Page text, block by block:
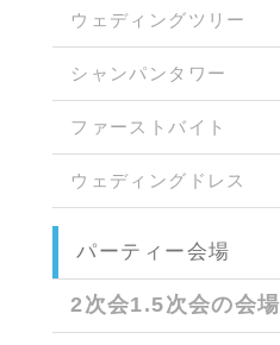
ウェディングツリー
シャンパンタワー
ファーストバイト
ウェディングドレス
パーティー会場
2次会1.5次会の会場